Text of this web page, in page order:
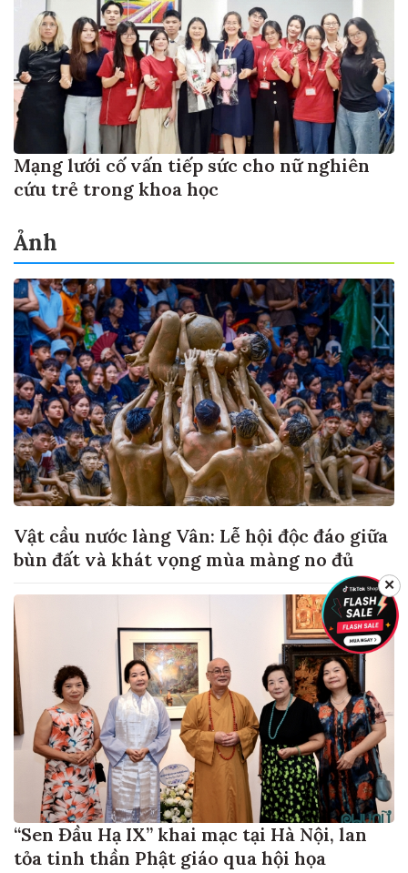
Mạng lưới cố vấn tiếp sức cho nữ nghiên
cứu trẻ trong khoa học
Ảnh
Vật cầu nước làng Vân: Lễ hội độc đáo giữa
bùn đất và khát vọng mùa màng no đủ
“Sen Đầu Hạ IX” khai mạc tại Hà Nội, lan
tỏa tinh thần Phật giáo qua hội họa
✕